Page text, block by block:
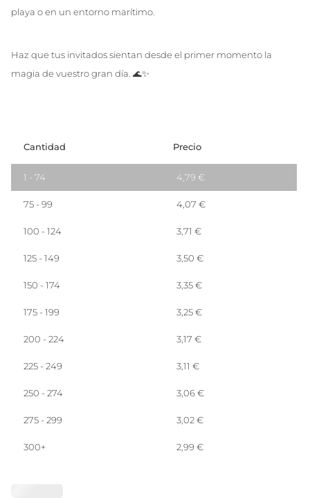
playa o en un entorno marítimo.
Haz que tus invitados sientan desde el primer momento la
magia de vuestro gran día. 🌊✨
Cantidad Precio
1 - 74 4,79 €
75 - 99 4,07 €
100 - 124 3,71 €
125 - 149 3,50 €
150 - 174 3,35 €
175 - 199 3,25 €
200 - 224 3,17 €
225 - 249 3,11 €
250 - 274 3,06 €
275 - 299 3,02 €
300+ 2,99 €